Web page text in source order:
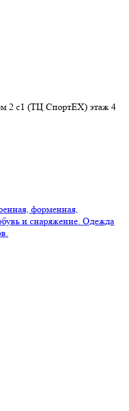
2 с1 (ТЦ СпортEX) этаж 4